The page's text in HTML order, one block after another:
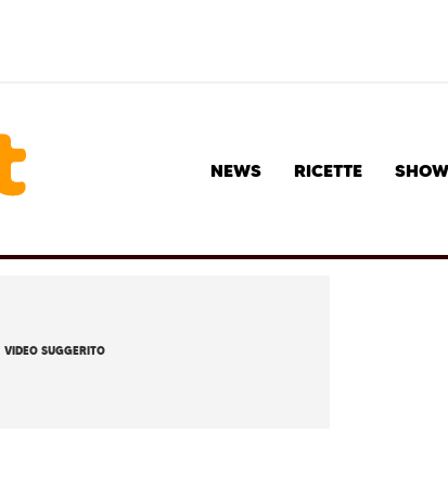
NEWS RICETTE SHOW
VIDEO SUGGERITO